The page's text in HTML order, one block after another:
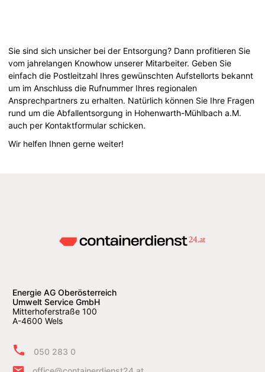
Sie sind sich unsicher bei der Entsorgung? Dann profitieren Sie
vom jahrelangen Knowhow unserer Mitarbeiter. Geben Sie
einfach die Postleitzahl Ihres gewünschten Aufstellorts bekannt
um im Anschluss die Rufnummer Ihres regionalen
Ansprechpartners zu erhalten. Natürlich können Sie Ihre Fragen
rund um die Abfallentsorgung in Hohenwarth-Mühlbach a.M.
auch per Kontaktformular schicken.
Wir helfen Ihnen gerne weiter!
Energie AG Oberösterreich
Umwelt Service GmbH
Mitterhoferstraße 100
A-4600 Wels
050 283 0